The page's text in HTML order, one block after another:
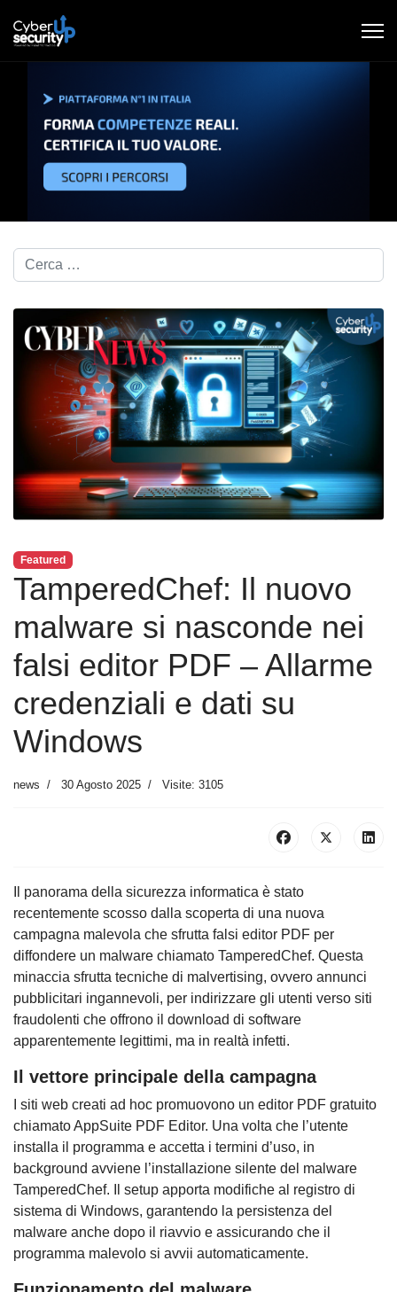
Cerca nel blog...
Featured
TamperedChef: Il nuovo
malware si nasconde nei
falsi editor PDF – Allarme
credenziali e dati su
Windows
news 30 Agosto 2025 Visite: 3105
Il panorama della sicurezza informatica è stato
recentemente scosso dalla scoperta di una nuova
campagna malevola che sfrutta falsi editor PDF per
diffondere un malware chiamato TamperedChef. Questa
minaccia sfrutta tecniche di malvertising, ovvero annunci
pubblicitari ingannevoli, per indirizzare gli utenti verso siti
fraudolenti che offrono il download di software
apparentemente legittimi, ma in realtà infetti.
Il vettore principale della campagna
I siti web creati ad hoc promuovono un editor PDF gratuito
chiamato AppSuite PDF Editor. Una volta che l’utente
installa il programma e accetta i termini d’uso, in
background avviene l’installazione silente del malware
TamperedChef. Il setup apporta modifiche al registro di
sistema di Windows, garantendo la persistenza del
malware anche dopo il riavvio e assicurando che il
programma malevolo si avvii automaticamente.